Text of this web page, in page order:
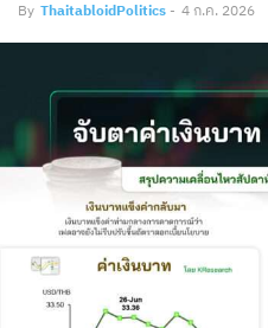
By ThaitabloidPolitics - 4 ก.ค. 2026